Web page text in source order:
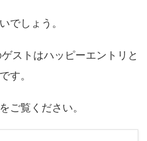
でしょう。
ストはハッピーエントリと
す。
ご覧ください。